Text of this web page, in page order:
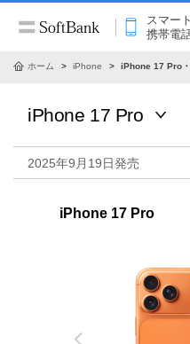
スマー
携帯電
ホーム iPhone iPhone 17 Pro
iPhone 17 Pro
2025年9月19日発売
iPhone 17 Pro